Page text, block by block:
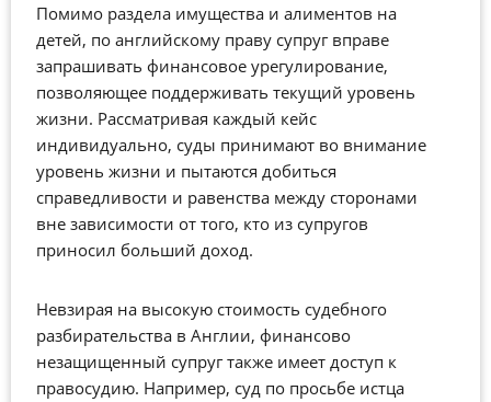
Помимо раздела имущества и алиментов на
детей, по английскому праву супруг вправе
запрашивать финансовое урегулирование,
позволяющее поддерживать текущий уровень
жизни. Рассматривая каждый кейс
индивидуально, суды принимают во внимание
уровень жизни и пытаются добиться
справедливости и равенства между сторонами
вне зависимости от того, кто из супругов
приносил больший доход.
Невзирая на высокую стоимость судебного
разбирательства в Англии, финансово
незащищенный супруг также имеет доступ к
правосудию. Например, суд по просьбе истца